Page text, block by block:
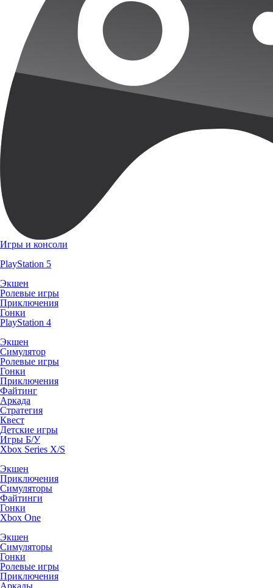
Игры и консоли
PlayStation 5
Экшен
Ролевые игры
Приключения
Гонки
PlayStation 4
Экшен
Симулятор
Ролевые игры
Гонки
Приключения
Файтинг
Аркада
Стратегия
Квест
Детские игры
Игры Б/У
Xbox Series X/S
Экшен
Приключения
Симуляторы
Файтинги
Гонки
Xbox One
Экшен
Симуляторы
Гонки
Ролевые игры
Приключения
Аркады